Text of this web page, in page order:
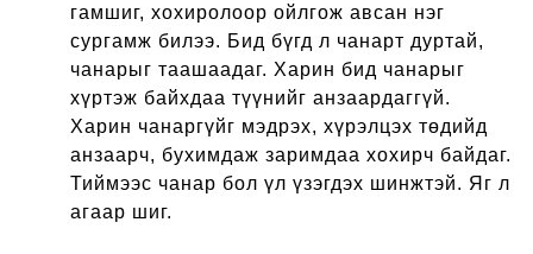
гамшиг, хохиролоор ойлгож авсан нэг
сургамж билээ. Бид бүгд л чанарт дуртай,
чанарыг таашаадаг. Харин бид чанарыг
хүртэж байхдаа түүнийг анзаардаггүй.
Харин чанаргүйг мэдрэх, хүрэлцэх төдийд
анзаарч, бухимдаж заримдаа хохирч байдаг.
Тиймээс чанар бол үл үзэгдэх шинжтэй. Яг л
агаар шиг.